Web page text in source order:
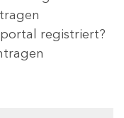
registriert?